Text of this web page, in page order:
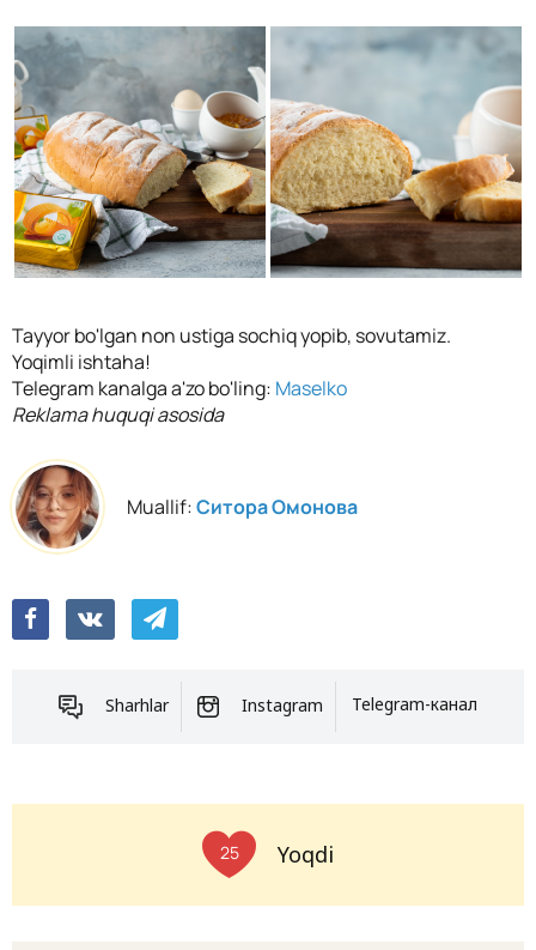
Tayyor bo'lgan non ustiga sochiq yopib, sovutamiz.
Yoqimli ishtaha!
Telegram kanalga a'zo bo'ling: Maselko
Reklama huquqi asosida
Muallif:Ситора Омонова
Sharhlar Instagram Telegram-канал
25 Yoqdi